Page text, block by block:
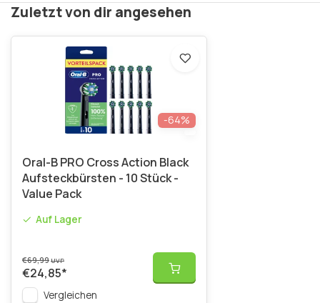
Zuletzt von dir angesehen
-64%
Oral-B PRO Cross Action Black
Aufsteckbürsten - 10 Stück -
Value Pack
Auf Lager
€69,99UVP
€24,85*
Vergleichen